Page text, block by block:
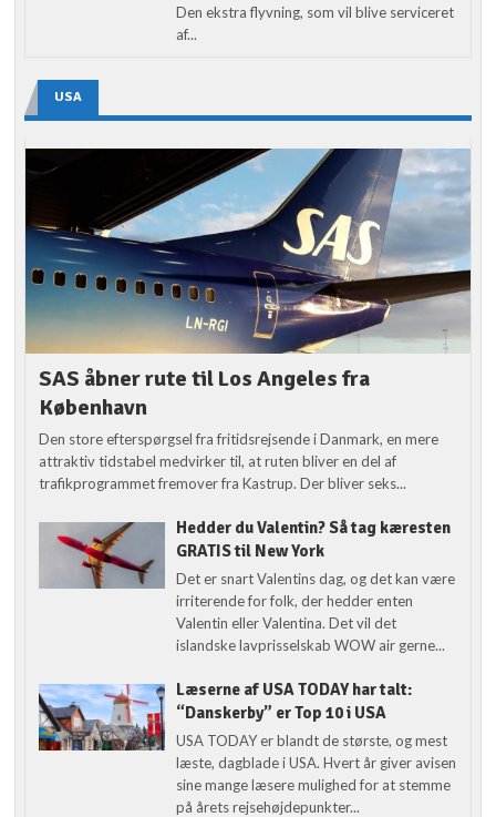
Den ekstra flyvning, som vil blive serviceret
af...
USA
SAS åbner rute til Los Angeles fra
København
Den store efterspørgsel fra fritidsrejsende i Danmark, en mere
attraktiv tidstabel medvirker til, at ruten bliver en del af
trafikprogrammet fremover fra Kastrup. Der bliver seks...
Hedder du Valentin? Så tag kæresten
GRATIS til New York
Det er snart Valentins dag, og det kan være
irriterende for folk, der hedder enten
Valentin eller Valentina. Det vil det
islandske lavprisselskab WOW air gerne...
Læserne af USA TODAY har talt:
“Danskerby” er Top 10 i USA
USA TODAY er blandt de største, og mest
læste, dagblade i USA. Hvert år giver avisen
sine mange læsere mulighed for at stemme
på årets rejsehøjdepunkter...